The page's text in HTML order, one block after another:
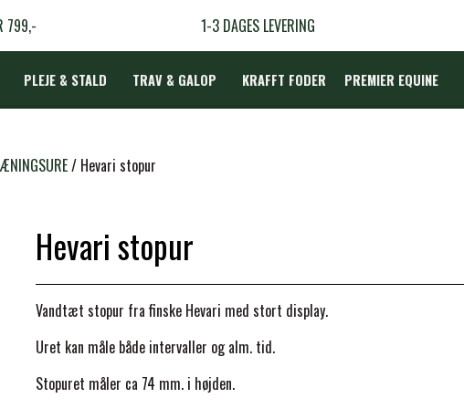
799,- 1-3 DAGES LEVERING
PLEJE & STALD TRAV & GALOP KRAFFT FODER PREMIER EQUINE
Hevari stopur
Hevari stopur
Vandtæt stopur fra finske Hevari med stort display.
Uret kan måle både intervaller og alm. tid.
Stopuret måler ca 74 mm. i højden.